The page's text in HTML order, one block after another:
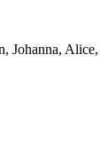
Johanna,